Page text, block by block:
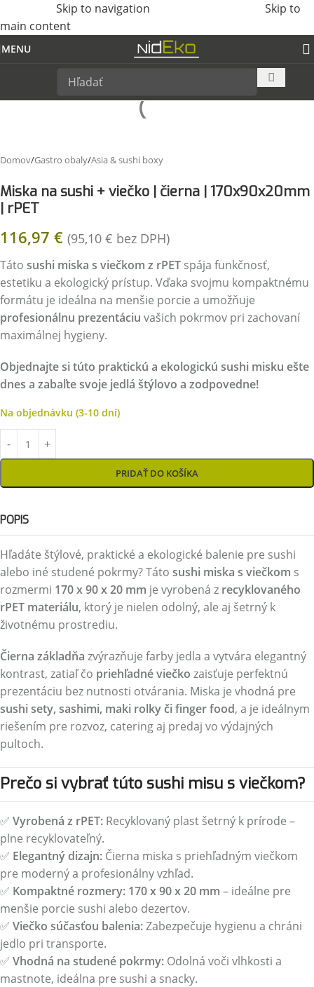
Skip to navigation
Skip to
main content
MENU
Domov/Gastro obaly/Asia & sushi boxy
Miska na sushi + viečko | čierna | 170x90x20mm
| rPET
116,97 € (95,10 € bez DPH)
Táto sushi miska s viečkom z rPET spája funkčnosť,
estetiku a ekologický prístup. Vďaka svojmu kompaktnému
formátu je ideálna na menšie porcie a umožňuje
profesionálnu prezentáciu vašich pokrmov pri zachovaní
maximálnej hygieny.
Objednajte si túto praktickú a ekologickú sushi misku ešte
dnes a zabaľte svoje jedlá štýlovo a zodpovedne!
Na objednávku (3-10 dní)
PRIDAŤ DO KOŠÍKA
POPIS
Hľadáte štýlové, praktické a ekologické balenie pre sushi
alebo iné studené pokrmy? Táto sushi miska s viečkom s
rozmermi 170 x 90 x 20 mm je vyrobená z recyklovaného
rPET materiálu, ktorý je nielen odolný, ale aj šetrný k
životnému prostrediu.
Čierna základňa zvýrazňuje farby jedla a vytvára elegantný
kontrast, zatiaľ čo priehľadné viečko zaisťuje perfektnú
prezentáciu bez nutnosti otvárania. Miska je vhodná pre
sushi sety, sashimi, maki rolky či finger food, a je ideálnym
riešením pre rozvoz, catering aj predaj vo výdajných
pultoch.
Prečo si vybrať túto sushi misu s viečkom?
✅ Vyrobená z rPET: Recyklovaný plast šetrný k prírode –
plne recyklovateľný.
✅ Elegantný dizajn: Čierna miska s priehľadným viečkom
pre moderný a profesionálny vzhľad.
✅ Kompaktné rozmery: 170 x 90 x 20 mm – ideálne pre
menšie porcie sushi alebo dezertov.
✅ Viečko súčasťou balenia:Zabezpečuje hygienu a chráni
jedlo pri transporte.
✅ Vhodná na studené pokrmy: Odolná voči vlhkosti a
mastnote, ideálna pre sushi a snacky.